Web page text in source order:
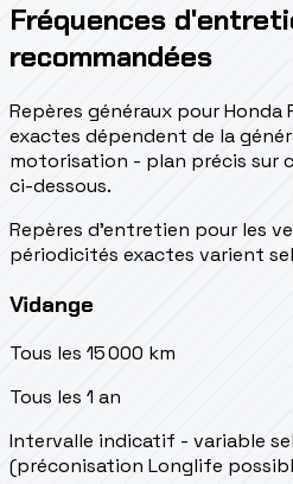
Fréquences
recommandées
Repères généraux pour Honda
exactes dépendent de la
motorisation - plan précis sur
ci-dessous.
Repères d’entretien pour les
périodicités exactes varient
Vidange
Tous les 15 000 km
Tous les 1 an
Intervalle indicatif - variable
(préconisation Longlife